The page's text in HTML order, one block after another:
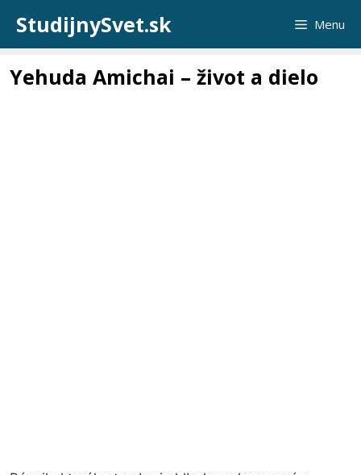
obsah
StudijnySvet.sk Menu
Yehuda Amichai – život a dielo